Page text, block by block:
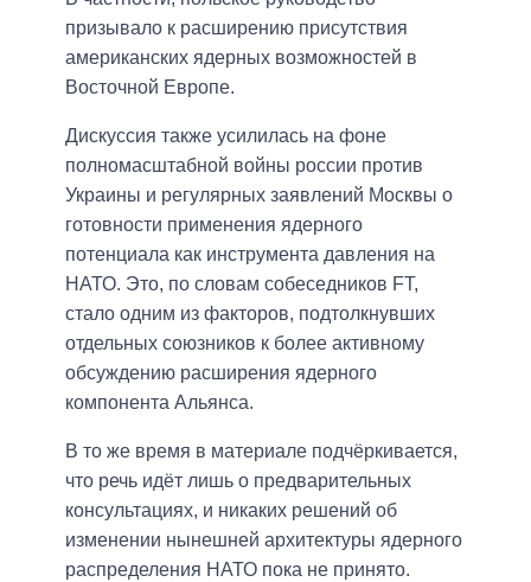
призывало к расширению присутствия
американских ядерных возможностей в
Восточной Европе.
Дискуссия также усилилась на фоне
полномасштабной войны россии против
Украины и регулярных заявлений Москвы о
готовности применения ядерного
потенциала как инструмента давления на
НАТО. Это, по словам собеседников FT,
стало одним из факторов, подтолкнувших
отдельных союзников к более активному
обсуждению расширения ядерного
компонента Альянса.
В то же время в материале подчёркивается,
что речь идёт лишь о предварительных
консультациях, и никаких решений об
изменении нынешней архитектуры ядерного
распределения НАТО пока не принято.